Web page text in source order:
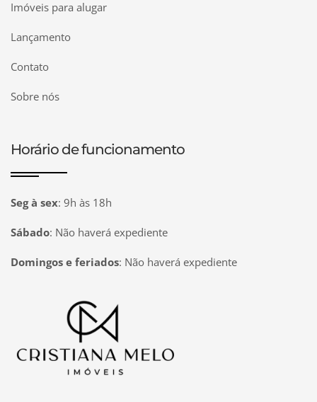
Imóveis para alugar
Lançamento
Contato
Sobre nós
Horário de funcionamento
Seg à sex: 9h às 18h
Sábado: Não haverá expediente
Domingos e feriados: Não haverá expediente
Página inicial